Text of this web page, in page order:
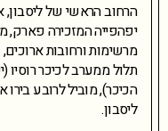
הרחוב הראשי של
מרשימות ורחובות
תלול ממערב לכיכר
הכיכר), מוביל לרובע
ליסבון.